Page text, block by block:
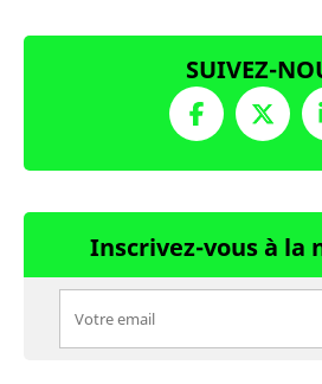
SUIVEZ-
Inscrivez-vous à la